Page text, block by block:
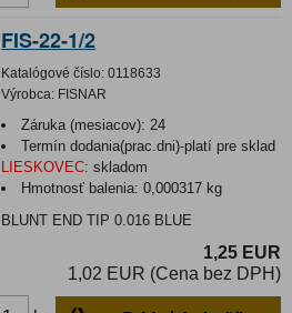
FIS-22-1/2
Katalógové číslo: 0118633
Výrobca: FISNAR
Záruka (mesiacov): 24
Termín dodania(prac.dni)-platí pre sklad
LIESKOVEC: skladom
Hmotnosť balenia:0,000317 kg
BLUNT END TIP 0.016 BLUE
1,25 EUR
1,02 EUR (Cena bez DPH)